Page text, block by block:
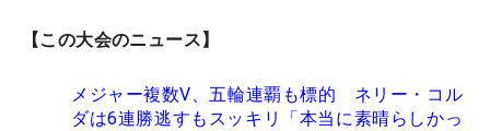
【この大会のニュース】
メジャー複数V、五輪連覇も標的 ネリー・コル
ダは6連勝逃すもスッキリ「本当に素晴らしかっ